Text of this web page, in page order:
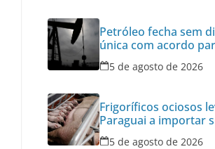
Petróleo fecha sem
única com acordo
Ormuz no radar
5 de agosto de 2026
Frigoríficos ociosos
Paraguai a importar
vivos do Brasil
5 de agosto de 2026